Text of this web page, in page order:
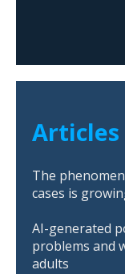
Articles
The
cases is
AI-generated
problems and
adults